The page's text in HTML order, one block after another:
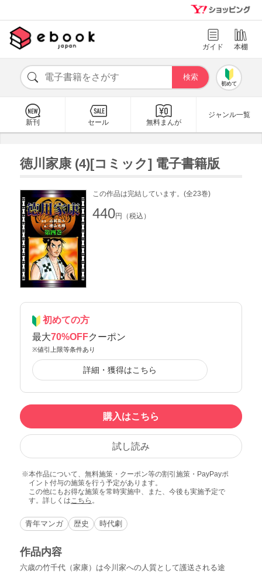
ガイド 本棚
初めて
新刊 セール 無料まんが
ジャンル一覧
徳川家康 (4)[コミック] 電子書籍版
この作品は完結しています。(全23巻)
440円（税込）
初めての方
最大70%OFFクーポン
※値引上限等条件あり
詳細・獲得はこちら
購入はこちら
試し読み
本作品について、無料施策・クーポン等の割引施策・PayPayポ
イント付与の施策を行う予定があります。
この他にもお得な施策を常時実施中、また、今後も実施予定で
す。詳しくは こちら 。
青年マンガ 歴史 時代劇
作品内容
六歳の竹千代（家康）は今川家への人質として護送される途